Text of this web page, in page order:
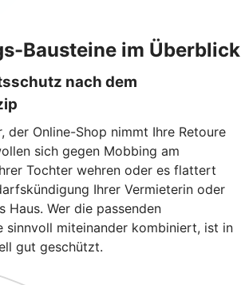
Bausteine im Überblick
nach dem
der Online-Shop nimmt Ihre Retoure
sich gegen Mobbing am
Tochter wehren oder es flattert
Ihrer Vermieterin oder
Haus. Wer die passenden
sinnvoll miteinander kombiniert, ist in
gut geschützt.